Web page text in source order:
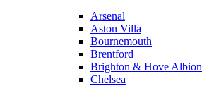
Arsenal
Aston Villa
Bournemouth
Brentford
Brighton & Hove Albion
Chelsea